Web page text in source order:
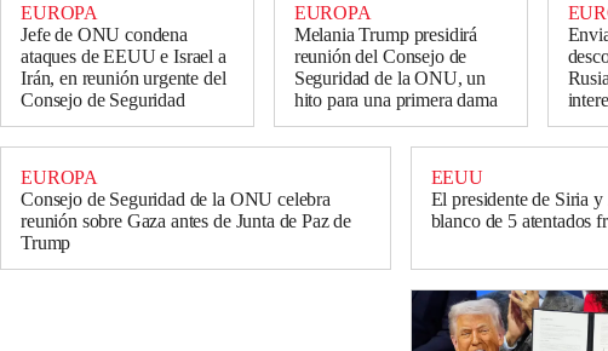
EUROPA
Jefe de ONU condena
ataques de EEUU e Israel a
Irán, en reunión urgente del
Consejo de Seguridad
EUROPA
Melania Trump presidirá
reunión del Consejo de
Seguridad de la ONU, un
hito para una primera dama
EUROPA
Consejo de Seguridad de la ONU celebra
reunión sobre Gaza antes de Junta de Paz de
Trump
EEUU
El presidente de Siria
blanco de 5 atentados